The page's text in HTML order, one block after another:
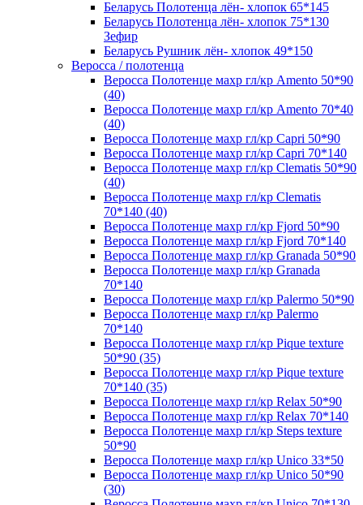
Беларусь Полотенца лён- хлопок 65*145
Беларусь Полотенца лён- хлопок 75*130
Зефир
Беларусь Рушник лён- хлопок 49*150
Веросса / полотенца
Веросса Полотенце махр гл/кр Amento 50*90
(40)
Веросса Полотенце махр гл/кр Amento 70*40
(40)
Веросса Полотенце махр гл/кр Capri 50*90
Веросса Полотенце махр гл/кр Capri 70*140
Веросса Полотенце махр гл/кр Clematis 50*90
(40)
Веросса Полотенце махр гл/кр Clematis
70*140 (40)
Веросса Полотенце махр гл/кр Fjord 50*90
Веросса Полотенце махр гл/кр Fjord 70*140
Веросса Полотенце махр гл/кр Granada 50*90
Веросса Полотенце махр гл/кр Granada
70*140
Веросса Полотенце махр гл/кр Palermo 50*90
Веросса Полотенце махр гл/кр Palermo
70*140
Веросса Полотенце махр гл/кр Pique texture
50*90 (35)
Веросса Полотенце махр гл/кр Pique texture
70*140 (35)
Веросса Полотенце махр гл/кр Relax 50*90
Веросса Полотенце махр гл/кр Relax 70*140
Веросса Полотенце махр гл/кр Steps texture
50*90
Веросса Полотенце махр гл/кр Unico 33*50
Веросса Полотенце махр гл/кр Unico 50*90
(30)